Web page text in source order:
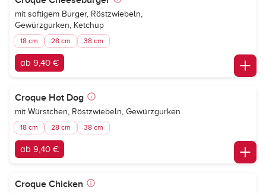
mit saftigem Burger, Röstzwiebeln,
Gewürzgurken, Ketchup
18 cm 28 cm 38 cm
ab 9,40 €
Croque Hot Dog
mit Würstchen, Röstzwiebeln, Gewürzgurken
18 cm 28 cm 38 cm
ab 9,40 €
Croque Chicken